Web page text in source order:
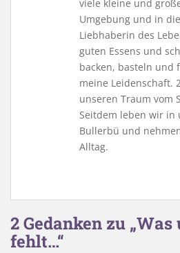
viele kleine und
Umgebung und in
Liebhaberin des
guten Essens und
backen, basteln und
meine Leidenschaft.
unseren Traum vom
Seitdem leben wir in
Bullerbü und
Alltag.
2 Gedanken zu
fehlt…“